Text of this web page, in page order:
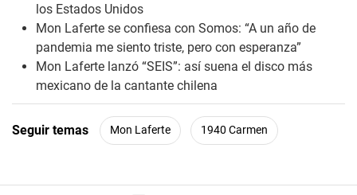
los Estados Unidos
Mon Laferte se confiesa con Somos: “A un año de
pandemia me siento triste, pero con esperanza”
Mon Laferte lanzó “SEIS”: así suena el disco más
mexicano de la cantante chilena
Seguir temas Mon Laferte 1940 Carmen